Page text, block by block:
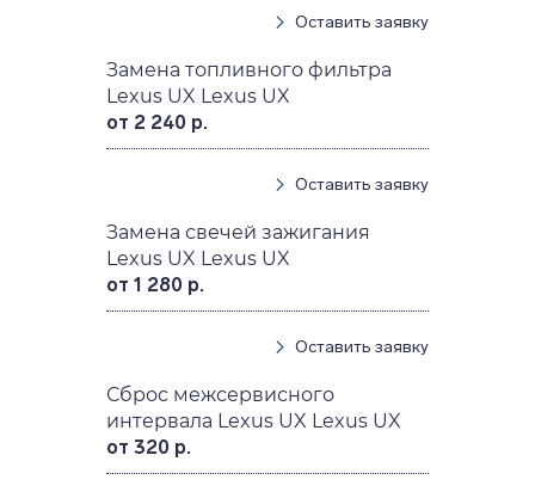
Оставить заявку
Замена топливного фильтра
Lexus UX Lexus UX
от 2 240 р.
Оставить заявку
Замена свечей зажигания
Lexus UX Lexus UX
от 1 280 р.
Оставить заявку
Сброс межсервисного
интервала Lexus UX Lexus UX
от 320 р.